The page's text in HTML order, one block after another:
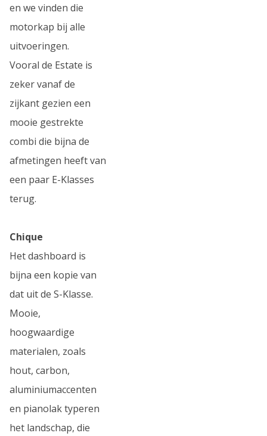
en we vinden die
motorkap bij alle
uitvoeringen.
Vooral de Estate is
zeker vanaf de
zijkant gezien een
mooie gestrekte
combi die bijna de
afmetingen heeft van
een paar E-Klasses
terug.
Chique
Het dashboard is
bijna een kopie van
dat uit de S-Klasse.
Mooie,
hoogwaardige
materialen, zoals
hout, carbon,
aluminiumaccenten
en pianolak typeren
het landschap, die